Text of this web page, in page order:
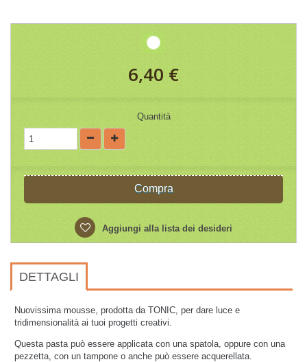
6,40 €
Quantità
Compra
Aggiungi alla lista dei desideri
DETTAGLI
Nuovissima mousse, prodotta da TONIC, per dare luce e
tridimensionalità ai tuoi progetti creativi.
Questa pasta può essere applicata con una spatola, oppure con una
pezzetta, con un tampone o anche può essere acquerellata.